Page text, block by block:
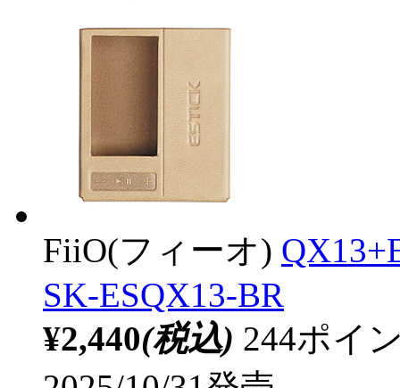
FiiO(フィーオ)
SK-ESQX13-BR
¥2,440(税込) 244ポイ